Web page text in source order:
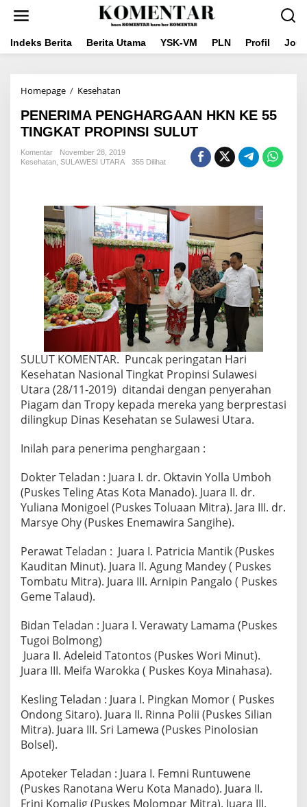
Indeks Berita Berita Utama YSK-VM PLN Profil
Homepage / Kesehatan
HKN
KE
55
TINGKAT
PROPINSI
PENERIMA PENGHARGAAN HKN KE 55
TINGKAT PROPINSI SULUT
Komentar
November 28, 2019
Kesehatan SULAWESI UTARA 355 Dilihat
SULUT KOMENTAR. Puncak peringatan Hari
Kesehatan Nasional Tingkat Propinsi Sulawesi
Utara (28/11-2019) ditandai dengan penyerahan
Piagam dan Tropy kepada mereka yang berprestasi
dilingkup Dinas Kesehatan se Sulawesi Utara.
Inilah para penerima penghargaan :
Dokter Teladan : Juara I. dr. Oktavin Yolla Umboh
(Puskes Teling Atas Kota Manado). Juara II. dr.
Yuliana Monigoel (Puskes Toluaan Mitra). Jara III. dr.
Marsye Ohy (Puskes Enemawira Sangihe).
Perawat Teladan : Juara I. Patricia Mantik (Puskes
Kauditan Minut). Juara II. Agung Mandey ( Puskes
Tombatu Mitra). Juara III. Arnipin Pangalo ( Puskes
Geme Talaud).
Bidan Teladan : Juara I. Verawaty Lamama (Puskes
Tugoi Bolmong)
Juara II. Adeleid Tatontos (Puskes Wori Minut).
Juara III. Meifa Warokka ( Puskes Koya Minahasa).
Kesling Teladan : Juara I. Pingkan Momor ( Puskes
Ondong Sitaro). Juara II. Rinna Polii (Puskes Silian
Mitra). Juara III. Sri Lamewa (Puskes Pinolosian
Bolsel).
Apoteker Teladan : Juara I. Femni Runtuwene
(Puskes Ranotana Weru Kota Manado). Juara II.
Frini Komalig (Puskes Molompar Mitra). Juara III.